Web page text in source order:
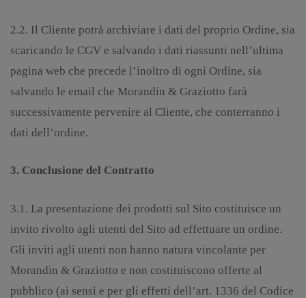
2.2. Il Cliente potrà archiviare i dati del proprio Ordine, sia
scaricando le CGV e salvando i dati riassunti nell’ultima
pagina web che precede l’inoltro di ogni Ordine, sia
salvando le email che Morandin & Graziotto farà
successivamente pervenire al Cliente, che conterranno i
dati dell’ordine.
3. Conclusione del Contratto
3.1. La presentazione dei prodotti sul Sito costituisce un
invito rivolto agli utenti del Sito ad effettuare un ordine.
Gli inviti agli utenti non hanno natura vincolante per
Morandin & Graziotto e non costituiscono offerte al
pubblico (ai sensi e per gli effetti dell’art. 1336 del Codice